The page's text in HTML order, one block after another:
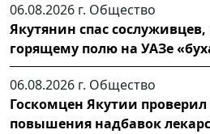
06.08.2026 г. Общество
Якутянин спас сослуживцев,
горящему полю на УАЗе
06.08.2026 г. Общество
Госкомцен Якутии
повышения надбавок